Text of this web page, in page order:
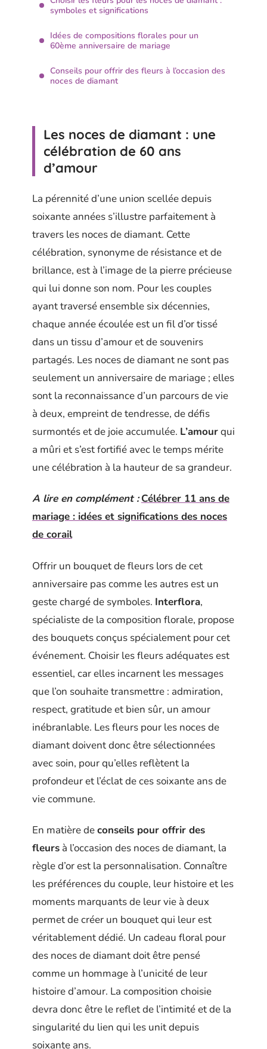
symboles et significations
Idées de compositions florales pour un
60ème anniversaire de mariage
Conseils pour offrir des fleurs à l’occasion des
noces de diamant
Les noces de diamant : une
célébration de 60 ans
d’amour
La pérennité d’une union scellée depuis
soixante années s’illustre parfaitement à
travers les noces de diamant. Cette
célébration, synonyme de résistance et de
brillance, est à l’image de la pierre précieuse
qui lui donne son nom. Pour les couples
ayant traversé ensemble six décennies,
chaque année écoulée est un fil d’or tissé
dans un tissu d’amour et de souvenirs
partagés. Les noces de diamant ne sont pas
seulement un anniversaire de mariage ; elles
sont la reconnaissance d’un parcours de vie
à deux, empreint de tendresse, de défis
surmontés et de joie accumulée. L’amourqui
a mûri et s’est fortifié avec le temps mérite
une célébration à la hauteur de sa grandeur.
A lire en complément : Célébrer 11 ans de
mariage : idées et significations des noces
de corail
Offrir un bouquet de fleurs lors de cet
anniversaire pas comme les autres est un
geste chargé de symboles. Interflora,
spécialiste de la composition florale, propose
des bouquets conçus spécialement pour cet
événement. Choisir les fleurs adéquates est
essentiel, car elles incarnent les messages
que l’on souhaite transmettre : admiration,
respect, gratitude et bien sûr, un amour
inébranlable. Les fleurs pour les noces de
diamant doivent donc être sélectionnées
avec soin, pour qu’elles reflètent la
profondeur et l’éclat de ces soixante ans de
vie commune.
En matière deconseils pour offrir des
fleurs à l’occasion des noces de diamant, la
règle d’or est la personnalisation. Connaître
les préférences du couple, leur histoire et les
moments marquants de leur vie à deux
permet de créer un bouquet qui leur est
véritablement dédié. Un cadeau floral pour
des noces de diamant doit être pensé
comme un hommage à l’unicité de leur
histoire d’amour. La composition choisie
devra donc être le reflet de l’intimité et de la
singularité du lien qui les unit depuis
soixante ans.